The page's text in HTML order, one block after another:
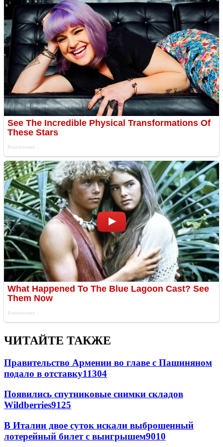
ЧИТАЙТЕ ТАКЖЕ
Правительство Армении во главе с Пашиняном
подало в отставку11304
Появились спутниковые снимки складов
Wildberries9125
В Италии двое суток искали выброшенный
лотерейный билет с выигрышем9010